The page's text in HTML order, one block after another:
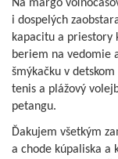
Na margo
i dospelých
kapacitu a priestory
beriem na vedomie
šmýkačku v
tenis a plážový
petangu.
Ďakujem všetkým
a chode kúpaliska